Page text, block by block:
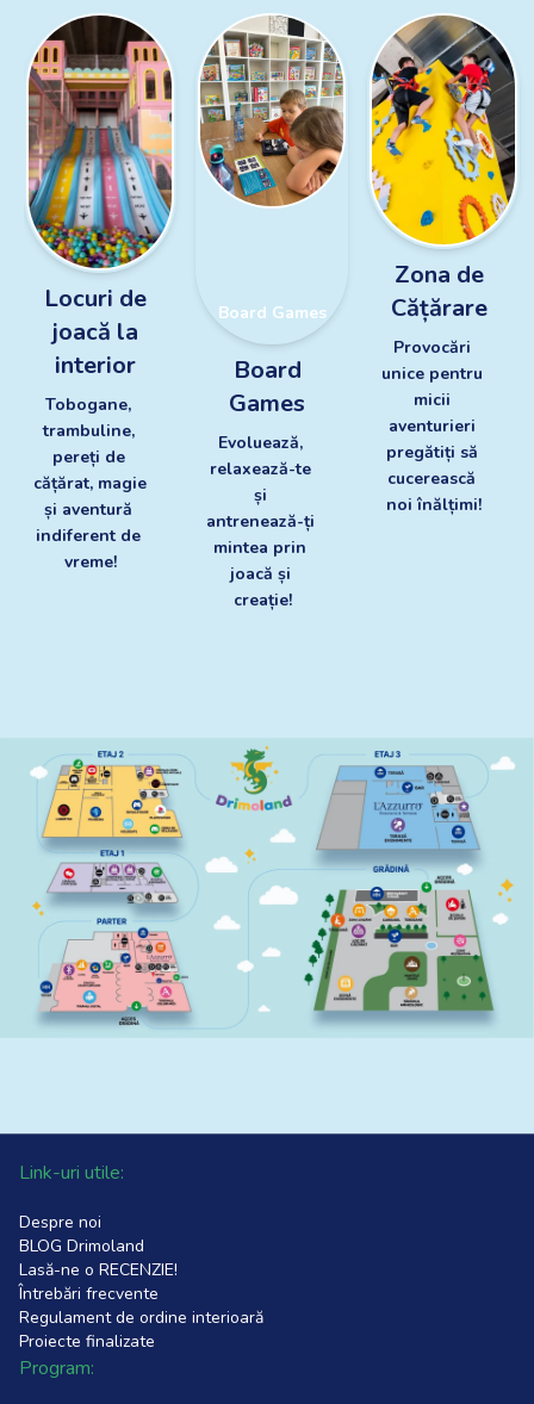
Locuri de joacă la
interior
Locuri de
joacă la
interior
Tobogane,
trambuline,
pereți de
cățărat, magie
și aventură
indiferent de
vreme!
Board Games
Board
Games
Evoluează,
relaxează-te
și
antrenează-ți
mintea prin
joacă și
creație!
Zona de Cățărare
Zona de
Cățărare
Provocări
unice pentru
micii
aventurieri
pregătiți să
cucerească
noi înălțimi!
Link-uri utile:
Despre noi
BLOG Drimoland
Lasă-ne o RECENZIE!
Întrebări frecvente
Regulament de ordine interioară
Proiecte finalizate
Program: